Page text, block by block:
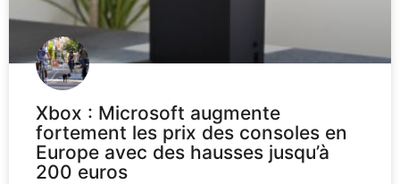
Xbox : Microsoft augmente
fortement les prix des consoles en
Europe avec des hausses jusqu’à
200 euros